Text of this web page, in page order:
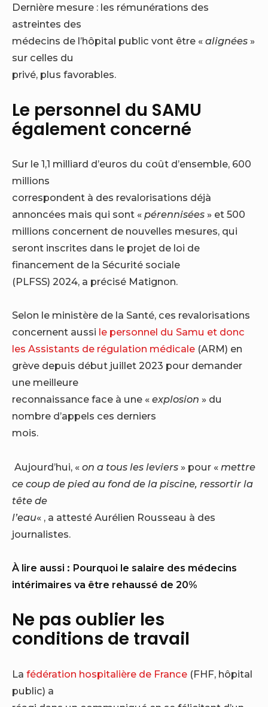
Dernière mesure : les rémunérations des
astreintes des
médecins de l’hôpital public vont être « alignées »
sur celles du
privé, plus favorables.
Le personnel du SAMU
également concerné
Sur le 1,1 milliard d’euros du coût d’ensemble, 600
millions
correspondent à des revalorisations déjà
annoncées mais qui sont « pérennisées » et 500
millions concernent de nouvelles mesures, qui
seront inscrites dans le projet de loi de
financement de la Sécurité sociale
(PLFSS) 2024, a précisé Matignon.
Selon le ministère de la Santé, ces revalorisations
concernent aussi le personnel du Samu et donc
les Assistants de régulation médicale (ARM) en
grève depuis début juillet 2023 pour demander
une meilleure
reconnaissance face à une « explosion » du
nombre d’appels ces derniers
mois.
Aujourd’hui, « on a tous les leviers » pour « mettre
ce coup de pied au fond de la piscine, ressortir la
tête de
l’eau« , a attesté Aurélien Rousseau à des
journalistes.
À lire aussi : Pourquoi le salaire des médecins
intérimaires va être rehaussé de 20%
Ne pas oublier les
conditions de travail
La fédération hospitalière de France (FHF, hôpital
public) a